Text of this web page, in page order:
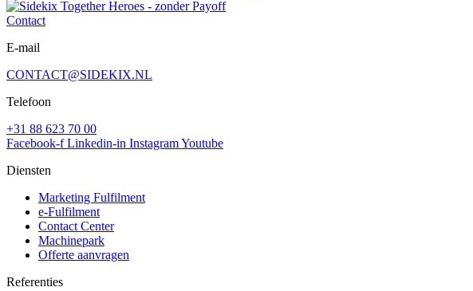
Contact
E-mail
CONTACT@SIDEKIX.NL
Telefoon
+31 88 623 70 00
Facebook-f Linkedin-in InstagramYoutube
Diensten
Marketing Fulfilment
e-Fulfilment
Contact Center
Machinepark
Offerte aanvragen
Referenties